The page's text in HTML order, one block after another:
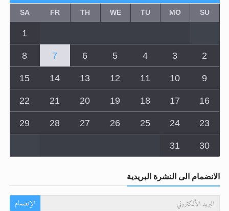
SU
MO
TU
WE
TH
FR
SA
1
2
3
4
5
6
7
8
9
10
11
12
13
14
15
16
17
18
19
20
21
22
23
24
25
26
27
28
29
30
31
الانضمام الى النشرة البريدية
الإنضمام